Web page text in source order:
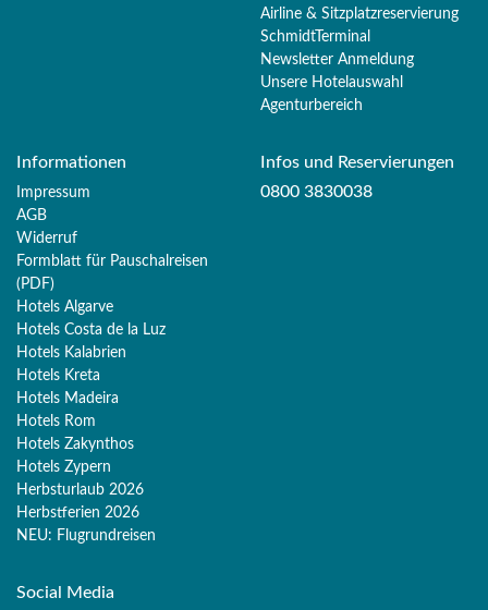
Sie haben noch keine Reisen oder Hotels auf der
Airline & Sitzplatzreservierung
SchmidtTerminal
Newsletter Anmeldung
Unsere Hotelauswahl
Agenturbereich
Informationen
Impressum
AGB
Widerruf
Formblatt für Pauschalreisen
(PDF)
Hotels Algarve
Hotels Costa de la Luz
Hotels Kalabrien
Hotels Kreta
Hotels Madeira
Hotels Rom
Hotels Zakynthos
Hotels Zypern
Herbsturlaub 2026
Herbstferien 2026
NEU: Flugrundreisen
Infos und Reservierungen
0800 3830038
Social Media